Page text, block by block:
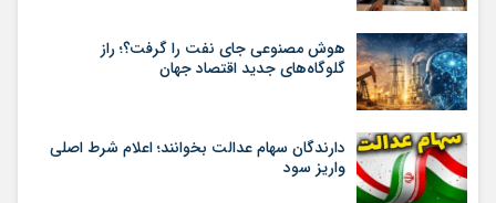
هوش مصنوعی جای نفت را گرفت؟؛ راز
گلوگاه‌های جدید اقتصاد جهان
دارندگان سهام عدالت بخوانند؛ اعلام شرط اصلی
واریز سود